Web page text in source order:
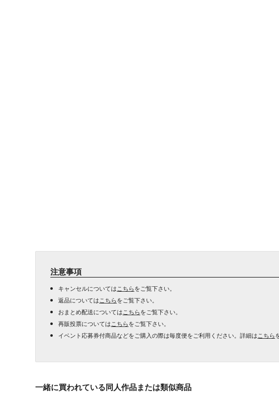
注意事項
キャンセルについては こちらをご覧下さい。
返品については こちらをご覧下さい。
おまとめ配送については こちらをご覧下さい。
再販投票については こちらをご覧下さい。
イベント応募券付商品などをご購入の際は毎度便をご利用ください。詳細は こちら
一緒に買われている同人作品または類似商品